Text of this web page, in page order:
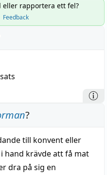
rapportera ett fel?
Feedback
?
till konvent eller
hand krävde att få mat
dra på sig en